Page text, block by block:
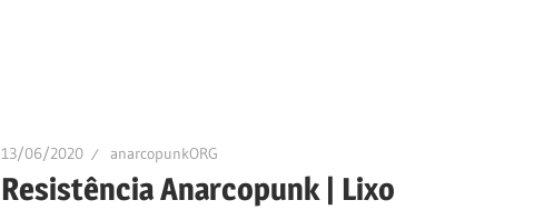
13/06/2020 anarcopunkORG
Resistência Anarcopunk | Lixo